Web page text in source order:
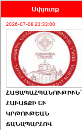
Սփյուռք
2026-07-08 23:33:00
ՀԱՅԱՊԱՀՊԱՆՈՒԹԻՒՆ՝
ՀԱՒԱՏՔԻ ԵՒ
ԿՐԹՈՒԹԵԱՆ
ՃԱՆԱՊԱՐՀՈՎ